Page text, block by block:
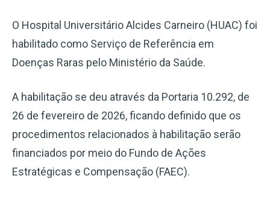
O Hospital Universitário Alcides Carneiro (HUAC) foi
habilitado como Serviço de Referência em
Doenças Raras pelo Ministério da Saúde.
A habilitação se deu através da Portaria 10.292, de
26 de fevereiro de 2026, ficando definido que os
procedimentos relacionados à habilitação serão
financiados por meio do Fundo de Ações
Estratégicas e Compensação (FAEC).